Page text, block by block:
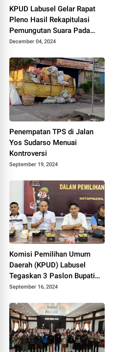
KPUD Labusel Gelar Rapat
Pleno Hasil Rekapitulasi
Pemungutan Suara Pada
Pilkada Serentak 2024
December 04, 2024
Penempatan TPS di Jalan
Yos Sudarso Menuai
Kontroversi
September 19, 2024
Komisi Pemilihan Umum
Daerah (KPUD) Labusel
Tegaskan 3 Paslon Bupati
Memenuhi Persyaratan
September 16, 2024